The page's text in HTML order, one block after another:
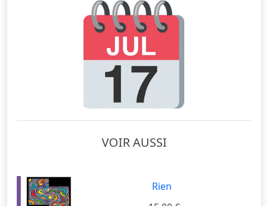
VOIR AUSSI
Rien